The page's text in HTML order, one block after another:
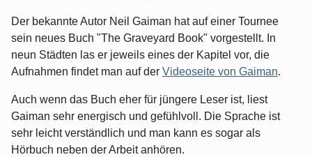
Der bekannte Autor Neil Gaiman hat auf einer Tournee
sein neues Buch "The Graveyard Book" vorgestellt. In
neun Städten las er jeweils eines der Kapitel vor, die
Aufnahmen findet man auf der Videoseite von Gaiman.
Auch wenn das Buch eher für jüngere Leser ist, liest
Gaiman sehr energisch und gefühlvoll. Die Sprache ist
sehr leicht verständlich und man kann es sogar als
Hörbuch neben der Arbeit anhören.